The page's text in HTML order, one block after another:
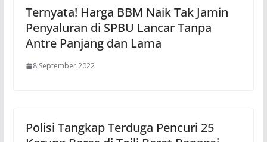
Ternyata! Harga BBM Naik Tak Jamin
Penyaluran di SPBU Lancar Tanpa
Antre Panjang dan Lama
8 September 2022
Polisi Tangkap Terduga Pencuri 25